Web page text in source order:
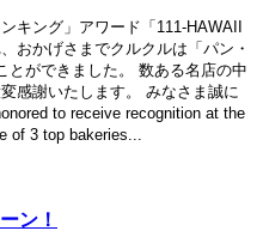
キング」アワード「111-HAWAII
おかげさまでクルクルは「パン・
とができました。 数ある名店の中
感謝いたします。 みなさま誠に
to receive recognition at the
of 3 top bakeries...
ン！